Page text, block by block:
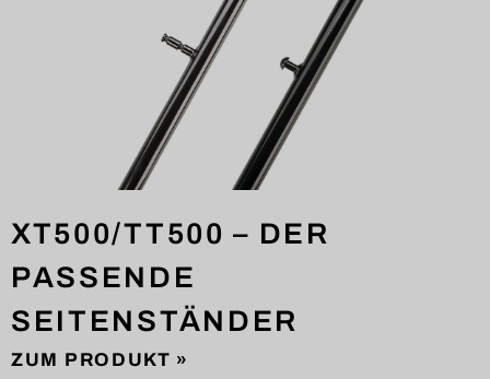
XT500/TT500 – DER
PASSENDE
SEITENSTÄNDER
ZUM PRODUKT »